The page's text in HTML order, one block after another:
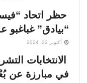
حظر اتحاد
“بيادق”
أكتوبر 22, 2024
الانتخابات
في مبارزة عن